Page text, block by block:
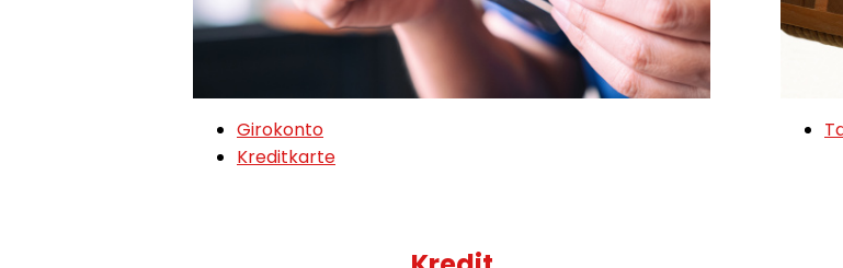
Girokonto
Kreditkarte